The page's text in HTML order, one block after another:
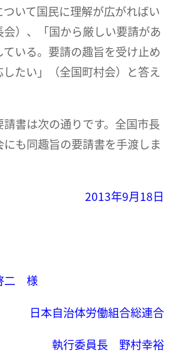
いて国民に理解が広がればい
会）、「国から厳しい要請があ
いる。要請の趣旨を受け止め
たい」（全国町村会）と答え
書は次の通りです。全国市長
も同趣旨の要請書を手渡しま
2013年9月18日
啓二 様
日本自治体労働組合総連合
執行委員長 野村幸裕